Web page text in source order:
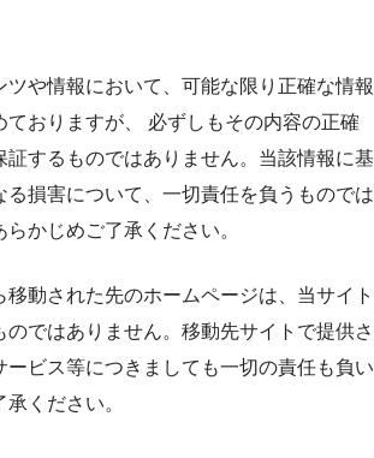
ツや情報において、可能な限り正確な情報
ておりますが、 必ずしもその内容の正確
証するものではありません。当該情報に基
る損害について、一切責任を負うものでは
かじめご了承ください。
移動された先のホームページは、当サイト
のではありません。移動先サイトで提供さ
ービス等につきましても一切の責任も負い
ください。